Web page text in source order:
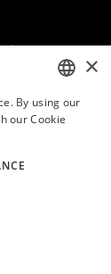
e cookies
ENGLISH
×
By using our
our Cookie